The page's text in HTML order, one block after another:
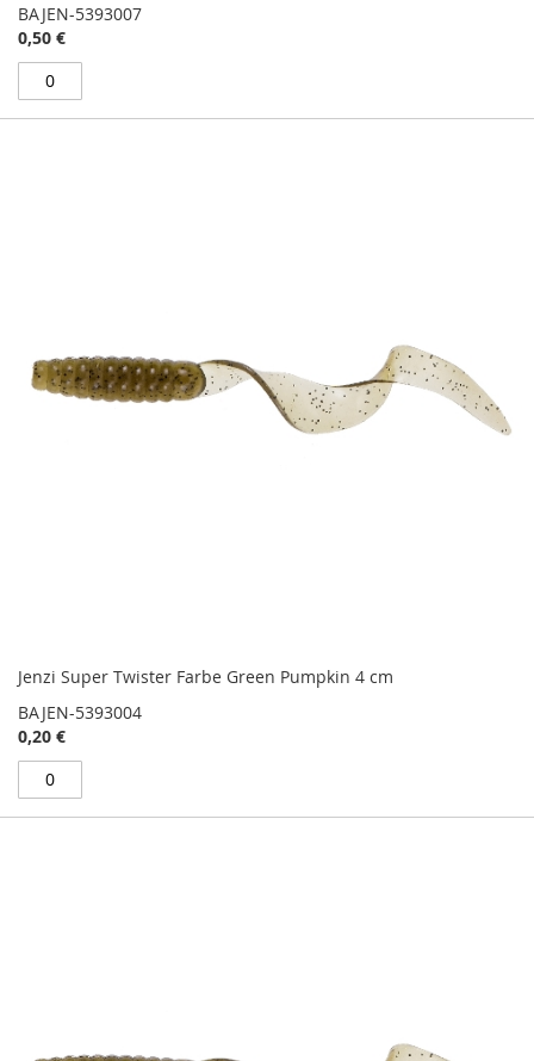
BAJEN-5393007
0,50 €
Jenzi Super Twister Farbe Green Pumpkin 4 cm
BAJEN-5393004
0,20 €